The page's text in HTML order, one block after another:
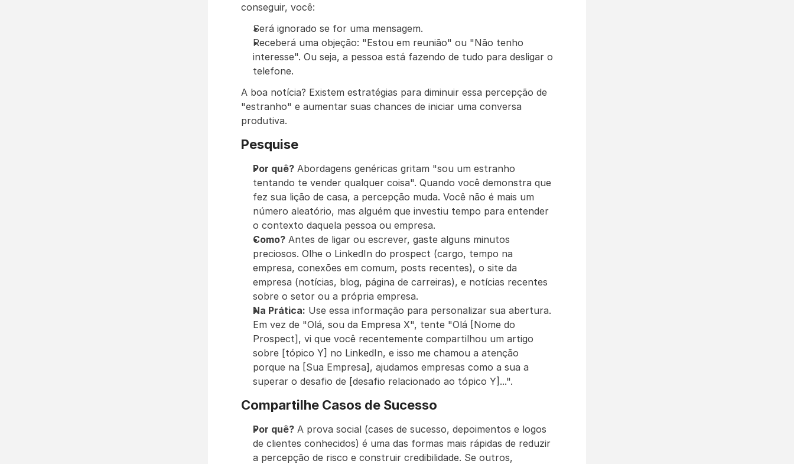
conseguir, você:
Será ignorado se for uma mensagem.
Receberá uma objeção: "Estou em reunião" ou "Não tenho
interesse". Ou seja, a pessoa está fazendo de tudo para desligar o
telefone.
A boa notícia? Existem estratégias para diminuir essa percepção de
"estranho" e aumentar suas chances de iniciar uma conversa
produtiva.
Pesquise
Por quê? Abordagens genéricas gritam "sou um estranho
tentando te vender qualquer coisa". Quando você demonstra que
fez sua lição de casa, a percepção muda. Você não é mais um
número aleatório, mas alguém que investiu tempo para entender
o contexto daquela pessoa ou empresa.
Como? Antes de ligar ou escrever, gaste alguns minutos
preciosos. Olhe o LinkedIn do prospect (cargo, tempo na
empresa, conexões em comum, posts recentes), o site da
empresa (notícias, blog, página de carreiras), e notícias recentes
sobre o setor ou a própria empresa.
Na Prática: Use essa informação para personalizar sua abertura.
Em vez de "Olá, sou da Empresa X", tente "Olá [Nome do
Prospect], vi que você recentemente compartilhou um artigo
sobre [tópico Y] no LinkedIn, e isso me chamou a atenção
porque na [Sua Empresa], ajudamos empresas como a sua a
superar o desafio de [desafio relacionado ao tópico Y]...".
Compartilhe Casos de Sucesso
Por quê? A prova social (cases de sucesso, depoimentos e logos
de clientes conhecidos) é uma das formas mais rápidas de reduzir
a percepção de risco e construir credibilidade. Se outros,